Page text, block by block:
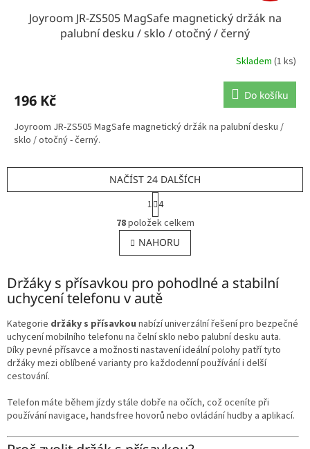
Joyroom JR-ZS505 MagSafe magnetický držák na
palubní desku / sklo / otočný / černý
Skladem (1 ks)
196 Kč Do košíku
Joyroom JR-ZS505 MagSafe magnetický držák na palubní desku /
sklo / otočný - černý.
O
v
l
á
a
c
í
p
r
v
k
ý
p
s
NAČÍST 24 DALŠÍCH
S
t
r
á
n
k
v
á
n
1 4
78položek celkem
NAHORU
Držáky s přísavkou pro pohodlné a stabilní
uchycení telefonu v autě
Kategorie držáky s přísavkou nabízí univerzální řešení pro bezpečné
uchycení mobilního telefonu na čelní sklo nebo palubní desku auta.
Díky pevné přísavce a možnosti nastavení ideální polohy patří tyto
držáky mezi oblíbené varianty pro každodenní používání i delší
cestování.
Telefon máte během jízdy stále dobře na očích, což oceníte při
používání navigace, handsfree hovorů nebo ovládání hudby a aplikací.